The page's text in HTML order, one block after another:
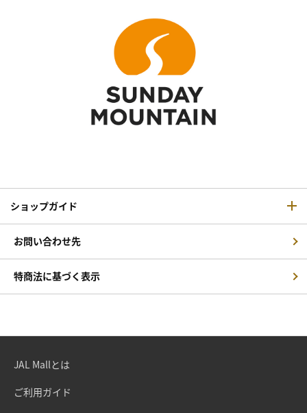
ショップガイド
お問い合わせ先
特商法に基づく表示
JAL Mallとは
ご利用ガイド